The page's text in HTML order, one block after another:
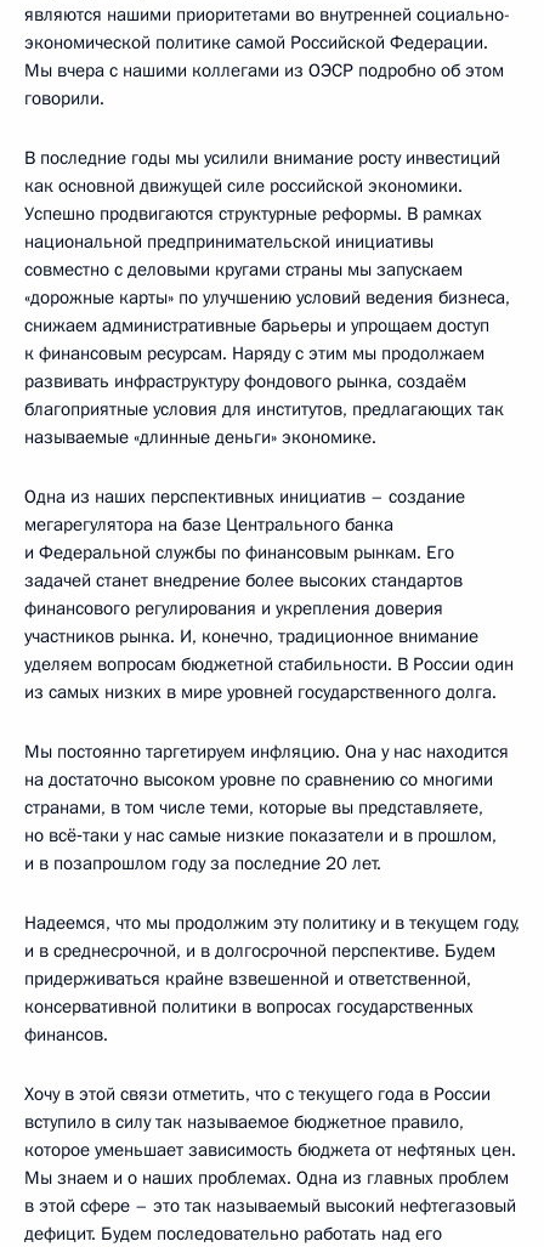
являются нашими приоритетами во внутренней социально-
экономической политике самой Российской Федерации.
Мы вчера с нашими коллегами из ОЭСР подробно об этом
говорили.
В последние годы мы усилили внимание росту инвестиций
как основной движущей силе российской экономики.
Успешно продвигаются структурные реформы. В рамках
национальной предпринимательской инициативы
совместно с деловыми кругами страны мы запускаем
«дорожные карты» по улучшению условий ведения бизнеса,
снижаем административные барьеры и упрощаем доступ
к финансовым ресурсам. Наряду с этим мы продолжаем
развивать инфраструктуру фондового рынка, создаём
благоприятные условия для институтов, предлагающих так
называемые «длинные деньги» экономике.
Одна из наших перспективных инициатив – создание
мегарегулятора на базе Центрального банка
и Федеральной службы по финансовым рынкам. Его
задачей станет внедрение более высоких стандартов
финансового регулирования и укрепления доверия
участников рынка. И, конечно, традиционное внимание
уделяем вопросам бюджетной стабильности. В России один
из самых низких в мире уровней государственного долга.
Мы постоянно таргетируем инфляцию. Она у нас находится
на достаточно высоком уровне по сравнению со многими
странами, в том числе теми, которые вы представляете,
но всё‑таки у нас самые низкие показатели и в прошлом,
и в позапрошлом году за последние 20 лет.
Надеемся, что мы продолжим эту политику и в текущем году,
и в среднесрочной, и в долгосрочной перспективе. Будем
придерживаться крайне взвешенной и ответственной,
консервативной политики в вопросах государственных
финансов.
Хочу в этой связи отметить, что с текущего года в России
вступило в силу так называемое бюджетное правило,
которое уменьшает зависимость бюджета от нефтяных цен.
Мы знаем и о наших проблемах. Одна из главных проблем
в этой сфере – это так называемый высокий нефтегазовый
дефицит. Будем последовательно работать над его